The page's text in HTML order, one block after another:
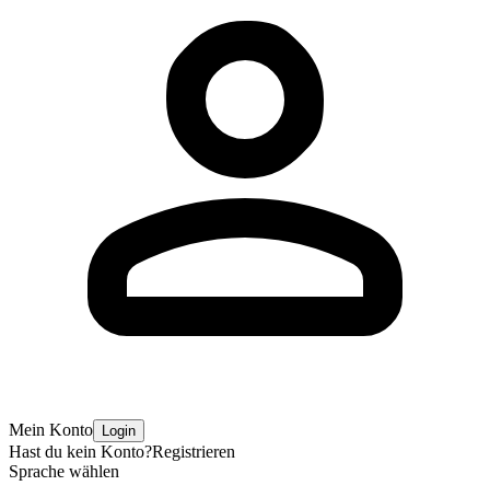
Mein Konto Login
Hast du kein Konto?Registrieren
Sprache wählen